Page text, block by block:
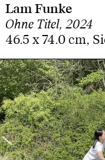
Lam Funke
Ohne Titel, 2024
46.5 x 74.0 cm,